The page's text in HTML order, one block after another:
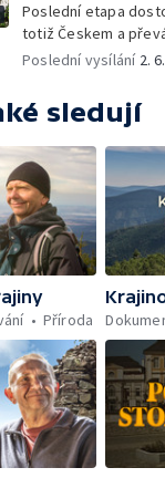
Poslední etapa
totiž Českem a
Poslední vysílání 2.
sledují
Příroda